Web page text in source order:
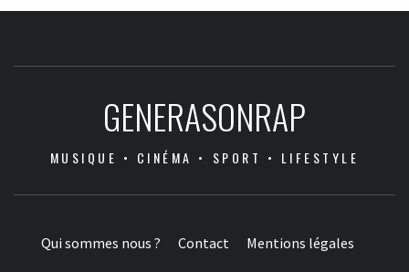
GENERASONRAP
MUSIQUE • CINÉMA • SPORT • LIFESTYLE
Qui sommes nous ? Contact Mentions légales